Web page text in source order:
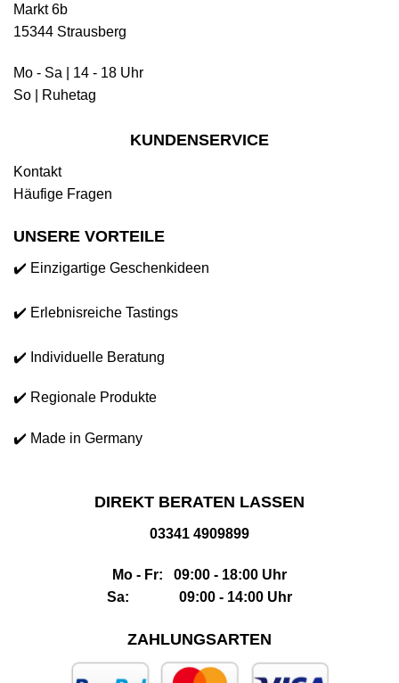
Markt 6b
15344 Strausberg
Mo - Sa | 14 - 18 Uhr
So | Ruhetag
KUNDENSERVICE
Kontakt
Häufige Fragen
UNSERE VORTEILE
✔️ Einzigartige Geschenkideen
✔️ Erlebnisreiche Tastings
✔️ Individuelle Beratung
✔️ Regionale Produkte
✔️ Made in Germany
DIREKT BERATEN LASSEN
03341 4909899
Mo - Fr: 09:00 - 18:00 Uhr
Sa: 09:00 - 14:00 Uhr
ZAHLUNGSARTEN